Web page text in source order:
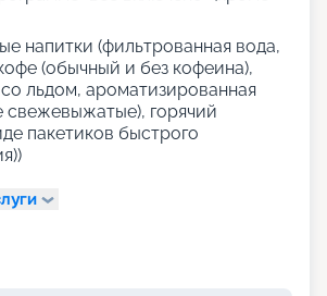
напитки (фильтрованная вода,
(обычный и без кофеина),
льдом, ароматизированная
свежевыжатые), горячий
пакетиков быстрого